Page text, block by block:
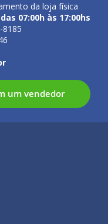
da loja física
07:00h às 17:00hs
8185
um vendedor